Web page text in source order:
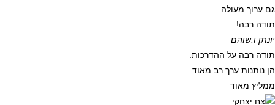
גם ערוך מעולה.
תודה רבה!
יונתן ו.שוהם
תודה רבה על ההדרכות.
הן נותנות ערך רב מאוד.
ממליץ מאוד